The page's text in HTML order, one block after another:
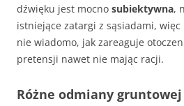
dźwięku jest mocno subiektywna,
istniejące zatargi z sąsiadami, więc
nie wiadomo, jak zareaguje
pretensji nawet nie mając racji.
Różne odmiany gruntowej